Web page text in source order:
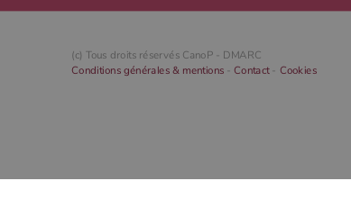
(c) Tous droits réservés CanoP - DMARC
Conditions générales & mentions -Contact- Cookies